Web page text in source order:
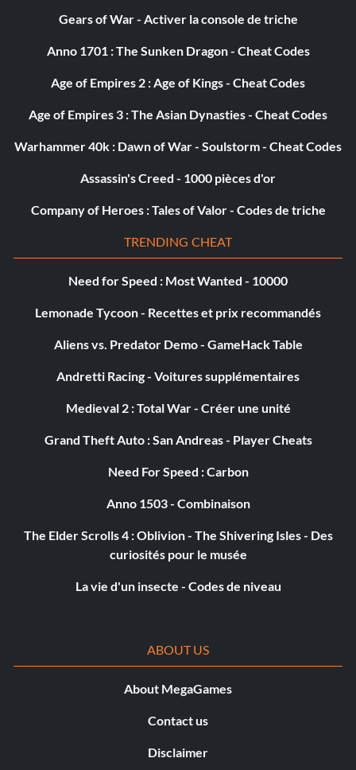
Gears of War - Activer la console de triche
Anno 1701 : The Sunken Dragon - Cheat Codes
Age of Empires 2 : Age of Kings - Cheat Codes
Age of Empires 3 : The Asian Dynasties - Cheat Codes
Warhammer 40k : Dawn of War - Soulstorm - Cheat Codes
Assassin's Creed - 1000 pièces d'or
Company of Heroes : Tales of Valor - Codes de triche
TRENDING CHEAT
Need for Speed : Most Wanted - 10000
Lemonade Tycoon - Recettes et prix recommandés
Aliens vs. Predator Demo - GameHack Table
Andretti Racing - Voitures supplémentaires
Medieval 2 : Total War - Créer une unité
Grand Theft Auto : San Andreas - Player Cheats
Need For Speed : Carbon
Anno 1503 - Combinaison
The Elder Scrolls 4 : Oblivion - The Shivering Isles - Des
curiosités pour le musée
La vie d'un insecte - Codes de niveau
ABOUT US
About MegaGames
Contact us
Disclaimer